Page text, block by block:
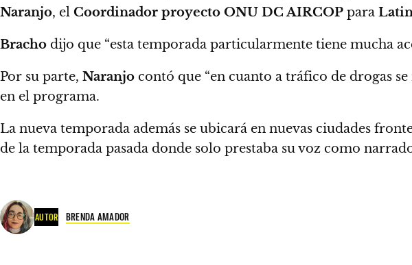
Naranjo, el Coordinador proyecto ONU DC AIRCOP para
Bracho dijo que “esta temporada particularmente tiene mucha
Por su parte, Naranjo contó que “en cuanto a tráfico de drogas
en el programa.
La nueva temporada además se ubicará en nuevas ciudades
de la temporada pasada donde solo prestaba su voz como
AUTOR BRENDA AMADOR